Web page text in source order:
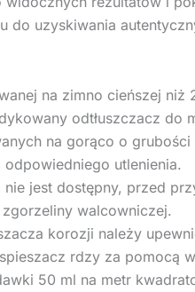
do uzyskiwania
na zimno cieńszej niż
odtłuszczacz do
na gorąco o
utlenienia.
jest dostępny, przed
walcowniczej.
korozji należy
rdzy za pomocą
50 ml na metr